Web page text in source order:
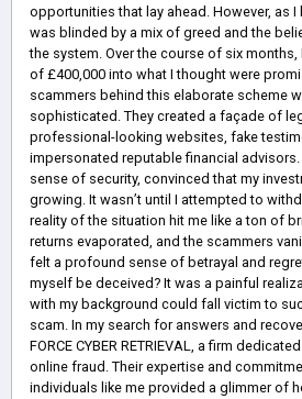
opportunities that lay ahead. However, as I
was blinded by a mix of greed and the
the system. Over the course of six
of £400,000 into what I thought were
scammers behind this elaborate scheme
sophisticated. They created a façade of
professional-looking websites, fake
impersonated reputable financial
sense of security, convinced that my
growing. It wasn’t until I attempted to
reality of the situation hit me like a ton of
returns evaporated, and the scammers
felt a profound sense of betrayal and
myself be deceived? It was a painful
with my background could fall victim to
scam. In my search for answers and
FORCE CYBER RETRIEVAL, a firm
online fraud. Their expertise and
individuals like me provided a glimmer of